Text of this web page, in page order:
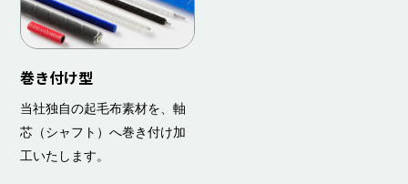
巻き付け型
当社独自の起毛布素材を、軸
芯（シャフト）へ巻き付け加
工いたします。